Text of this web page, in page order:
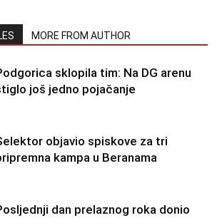
MORE FROM AUTHOR
sklopila tim: Na DG arenu
još jedno pojačanje
objavio spiskove za tri
kampa u Beranama
dan prelaznog roka donio